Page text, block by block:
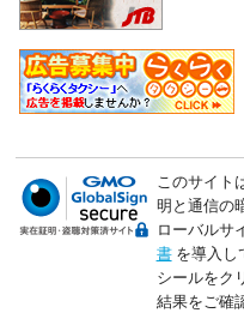
このサイト
明と通信の
ローバルサ
書を導入し
シールをク
結果をご確